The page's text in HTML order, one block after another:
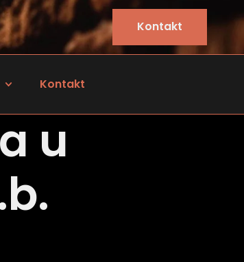
Kontakt
Kontakt
u